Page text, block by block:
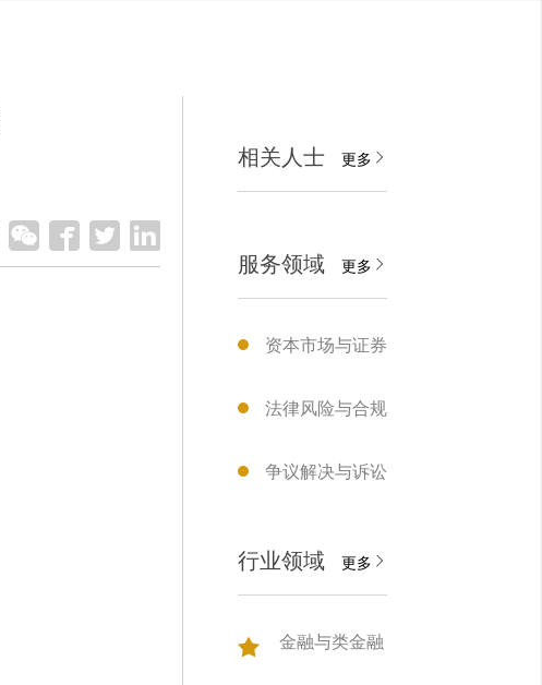
相关人士 更多
服务领域 更多
资本市场与证券
法律风险与合规
争议解决与诉讼
行业领域 更多
金融与类金融